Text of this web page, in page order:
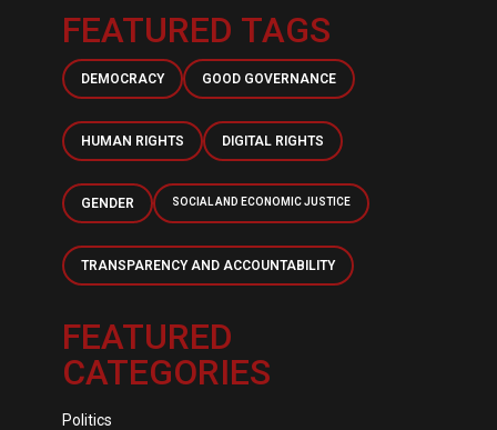
FEATURED TAGS
DEMOCRACY GOOD GOVERNANCE
HUMAN RIGHTS DIGITAL RIGHTS
GENDER SOCIAL AND ECONOMIC JUSTICE
TRANSPARENCY AND ACCOUNTABILITY
FEATURED
CATEGORIES
Politics